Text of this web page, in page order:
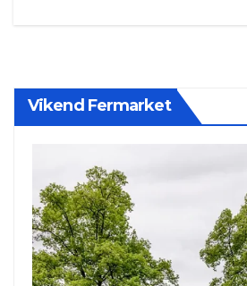
Vikend Fermarket